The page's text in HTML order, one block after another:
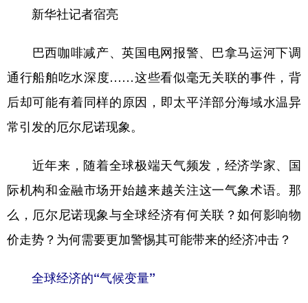
访谈 视频
食品 信息化 数字经济
学术中国 乡村振兴 银龄 溯源中国
城市 旅游
彩票 娱乐 时尚 悦读
公益 一带一路 亚太网 上市公司
文化产业
新华社记者宿亮
巴西咖啡减产、英国电网报警、巴拿马运河下调
通行船舶吃水深度……这些看似毫无关联的事件，背
后却可能有着同样的原因，即太平洋部分海域水温异
常引发的厄尔尼诺现象。
近年来，随着全球极端天气频发，经济学家、国
际机构和金融市场开始越来越关注这一气象术语。那
么，厄尔尼诺现象与全球经济有何关联？如何影响物
价走势？为何需要更加警惕其可能带来的经济冲击？
全球经济的“气候变量”